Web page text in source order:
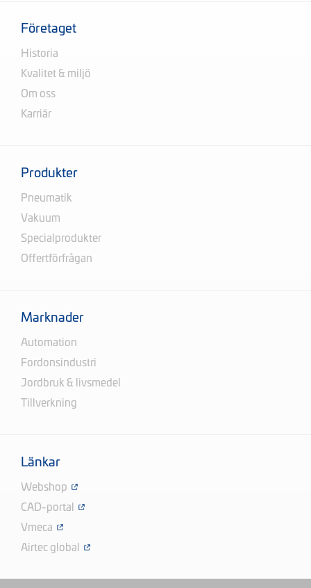
Företaget
Historia
Kvalitet & miljö
Om oss
Karriär
Produkter
Pneumatik
Vakuum
Specialprodukter
Offertförfrågan
Marknader
Automation
Fordonsindustri
Jordbruk & livsmedel
Tillverkning
Länkar
Webshop
CAD-portal
Vmeca
Airtec global